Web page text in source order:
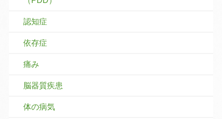
認知症
依存症
痛み
脳器質疾患
体の病気